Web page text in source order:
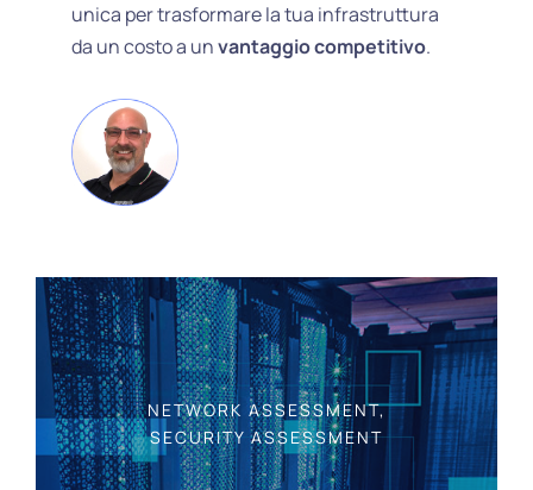
unica per trasformare la tua infrastruttura
da un costo a unvantaggio competitivo.
NETWORK ASSESSMENT,
SECURITY ASSESSMENT